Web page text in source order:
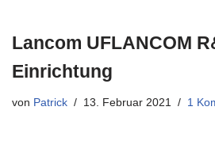
Lancom UFLANCOM
Einrichtung
von Patrick 13. Februar 2021 1